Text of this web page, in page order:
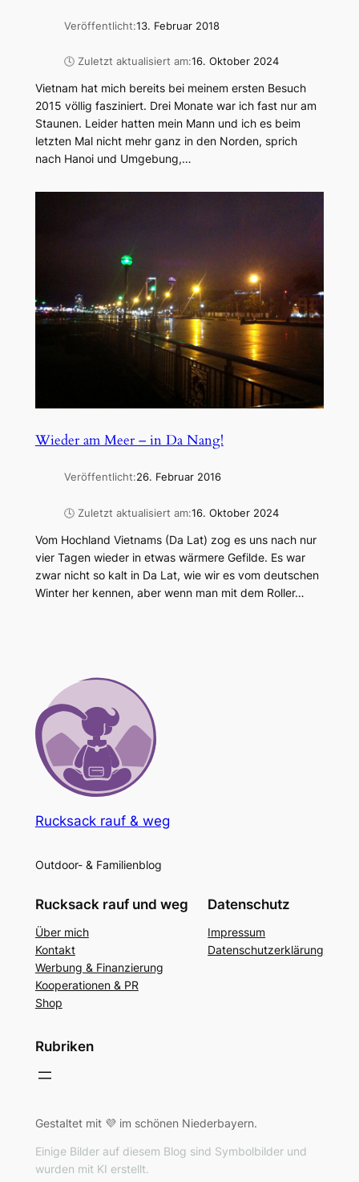
Veröffentlicht:13. Februar 2018
🕓 Zuletzt aktualisiert am:16. Oktober 2024
Vietnam hat mich bereits bei meinem ersten Besuch
2015 völlig fasziniert. Drei Monate war ich fast nur am
Staunen. Leider hatten mein Mann und ich es beim
letzten Mal nicht mehr ganz in den Norden, sprich
nach Hanoi und Umgebung,…
Wieder am Meer – in Da Nang!
Veröffentlicht:26. Februar 2016
🕓 Zuletzt aktualisiert am:16. Oktober 2024
Vom Hochland Vietnams (Da Lat) zog es uns nach nur
vier Tagen wieder in etwas wärmere Gefilde. Es war
zwar nicht so kalt in Da Lat, wie wir es vom deutschen
Winter her kennen, aber wenn man mit dem Roller…
Rucksack rauf & weg
Outdoor- & Familienblog
Rucksack rauf und weg
Über mich
Kontakt
Werbung & Finanzierung
Kooperationen & PR
Shop
Datenschutz
Impressum
Datenschutzerklärung
Rubriken
Gestaltet mit 💜 im schönen Niederbayern.
Einige Bilder auf diesem Blog sind Symbolbilder und
wurden mit KI erstellt.